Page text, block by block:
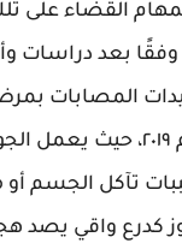
القضاء على
بعد دراسات
المصابات
تآكل الجسم أو
كدرع واقي